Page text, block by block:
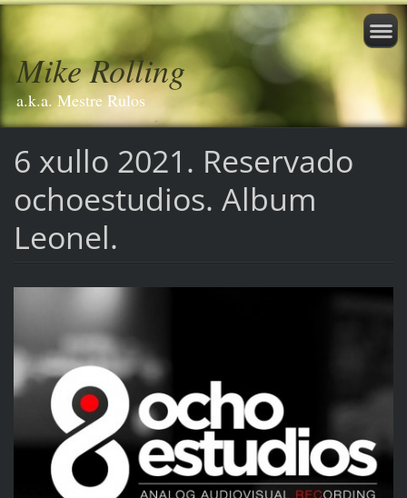
Mike Rolling
a.k.a. Mestre Rulos
6 xullo 2021. Reservado
ochoestudios. Album
Leonel.